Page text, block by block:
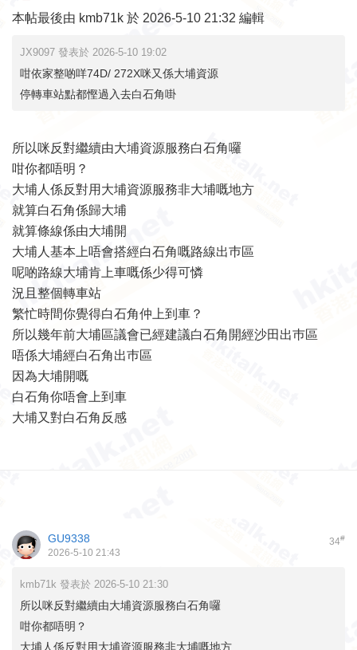
本帖最後由 kmb71k 於 2026-5-10 21:32 編輯
JX9097 發表於 2026-5-10 19:02
咁依家整啲咩74D/ 272X咪又係大埔資源
停轉車站點都慳過入去白石角啩
所以咪反對繼續由大埔資源服務白石角囉
咁你都唔明？
大埔人係反對用大埔資源服務非大埔嘅地方
就算白石角係歸大埔
就算條線係由大埔開
大埔人基本上唔會搭經白石角嘅路線出巿區
呢啲路線大埔肯上車嘅係少得可憐
況且整個轉車站
繁忙時間你覺得白石角仲上到車？
所以幾年前大埔區議會已經建議白石角開經沙田出巿區
唔係大埔經白石角出巿區
因為大埔開嘅
白石角你唔會上到車
大埔又對白石角反感
34#
GU9338
2026-5-10 21:43
kmb71k 發表於 2026-5-10 21:30
所以咪反對繼續由大埔資源服務白石角囉
咁你都唔明？
大埔人係反對用大埔資源服務非大埔嘅地方